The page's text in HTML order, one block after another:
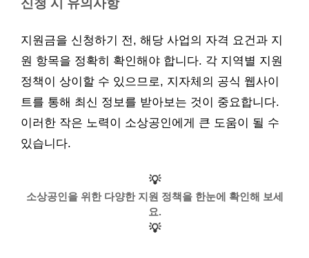
지원금을 신청하기 전, 해당 사업의 자격 요건과 지
원 항목을 정확히 확인해야 합니다. 각 지역별 지원
정책이 상이할 수 있으므로, 지자체의 공식 웹사이
트를 통해 최신 정보를 받아보는 것이 중요합니다.
이러한 작은 노력이 소상공인에게 큰 도움이 될 수
있습니다.
💡
소상공인을 위한 다양한 지원 정책을 한눈에 확인해 보세
요.
💡